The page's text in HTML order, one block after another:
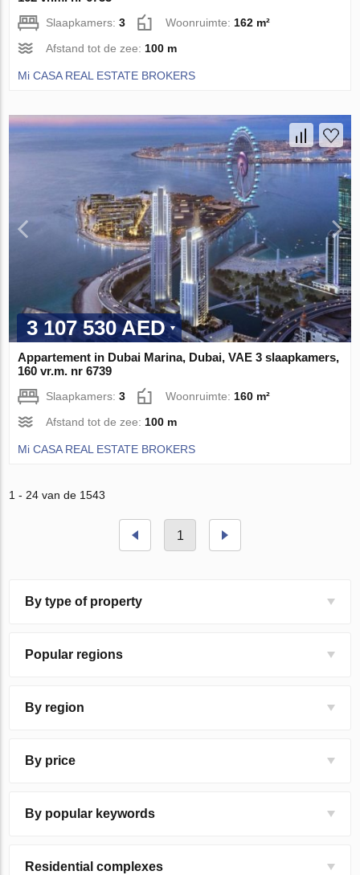
Slaapkamers:3 Woonruimte: 162 m²
Afstand tot de zee: 100 m
Mi CASA REAL ESTATE BROKERS
3 107 530 AED
Appartement in Dubai Marina, Dubai, VAE 3 slaapkamers,
160 vr.m. nr 6739
Slaapkamers:3 Woonruimte:160 m²
Afstand tot de zee:100 m
Mi CASA REAL ESTATE BROKERS
1 - 24 van de 1543
1
By type of property
Popular regions
By region
By price
By popular keywords
Residential complexes